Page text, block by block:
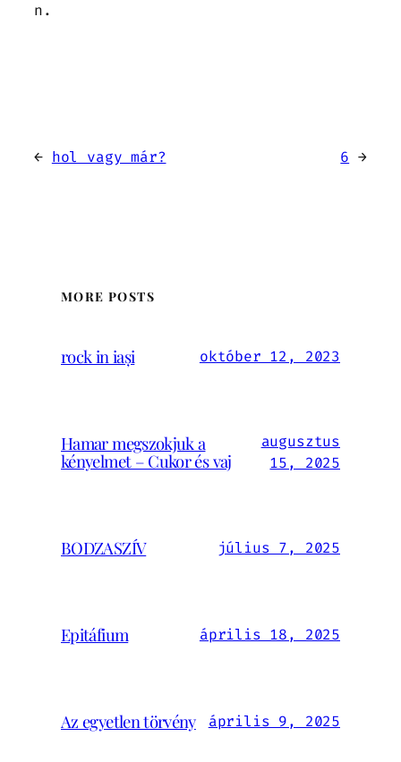
n.
← hol vagy már? 6 →
MORE POSTS
rock in iași október 12, 2023
Hamar megszokjuk a
kényelmet – Cukor és vaj
augusztus
15, 2025
BODZASZÍV július 7, 2025
Epitáfium április 18, 2025
Az egyetlen törvény április 9, 2025